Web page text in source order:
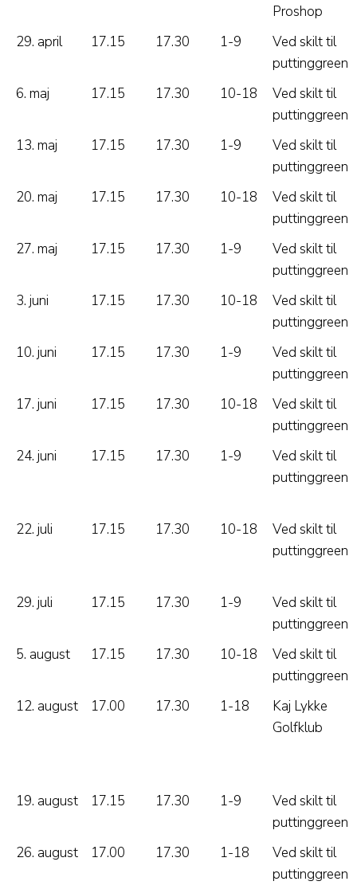
Proshop
29. april
17.15 17.30 1-9
Ved skilt til
puttinggreen
6. maj
17.15 17.30 10-18
Ved skilt til
puttinggreen
13. maj
17.15 17.30 1-9
Ved skilt til
puttinggreen
20. maj
17.15 17.30 10-18
Ved skilt til
puttinggreen
27. maj
17.15 17.30 1-9
Ved skilt til
puttinggreen
3. juni
17.15 17.30 10-18
Ved skilt til
puttinggreen
10. juni
17.15 17.30 1-9
Ved skilt til
puttinggreen
17. juni
17.15 17.30 10-18
Ved skilt til
puttinggreen
24. juni
17.15 17.30 1-9
Ved skilt til
puttinggreen
22. juli 17.15 17.30 10-18
Ved skilt til
puttinggreen
29. juli 17.15 17.30 1-9
Ved skilt til
puttinggreen
5. august
17.15 17.30 10-18
Ved skilt til
puttinggreen
12. august
17.00 17.30 1-18
Kaj Lykke
Golfklub
19. august 17.15 17.30 1-9
Ved skilt til
puttinggreen
26. august
17.00 17.30 1-18
Ved skilt til
puttinggreen